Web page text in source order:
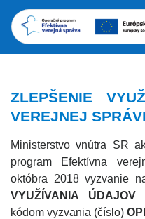
ZLEPŠENIE
VEREJNEJ
Ministerstvo vnútra SR
program Efektívna
októbra 2018 vyzvanie
VYUŽÍVANIA
kódom vyzvania (číslo)